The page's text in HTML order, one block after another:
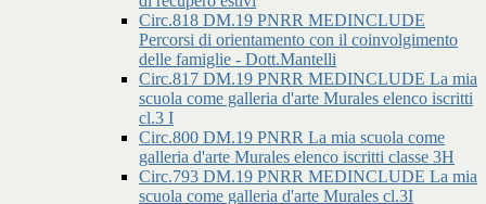
Circ.818 DM.19 PNRR MEDINCLUDE
Percorsi di orientamento con il coinvolgimento
delle famiglie - Dott.Mantelli
Circ.817 DM.19 PNRR MEDINCLUDE La mia
scuola come galleria d'arte Murales elenco iscritti
cl.3 I
Circ.800 DM.19 PNRR La mia scuola come
galleria d'arte Murales elenco iscritti classe 3H
Circ.793 DM.19 PNRR MEDINCLUDE La mia
scuola come galleria d'arte Murales cl.3I